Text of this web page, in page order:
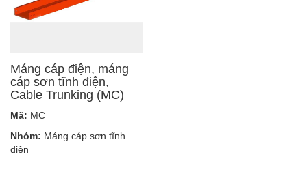
Máng cáp điện, máng
cáp sơn tĩnh điện,
Cable Trunking (MC)
Mã: MC
Nhóm: Máng cáp sơn tĩnh
điện